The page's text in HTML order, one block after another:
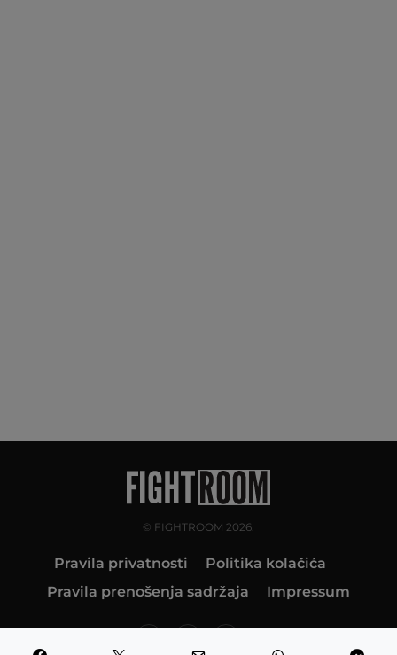
© FIGHTROOM 2026.
Pravila privatnosti
Politika kolačića
Pravila prenošenja sadržaja
Impressum